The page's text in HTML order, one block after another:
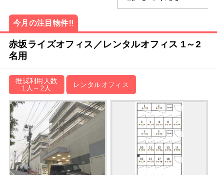
今月の注目物件!!
赤坂ライズオフィス／レンタルオフィス 1～2
名用
推奨利用人数
1人～2人
レンタルオフィス